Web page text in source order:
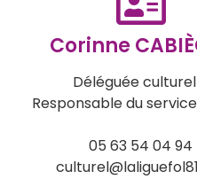
Corinne
Déléguée
Responsable du
05 63 54 04 94